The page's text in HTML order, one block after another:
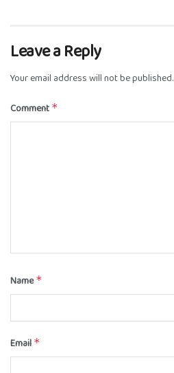
Leave a Reply
Your email address will not be published.
Comment *
Name*
Email *